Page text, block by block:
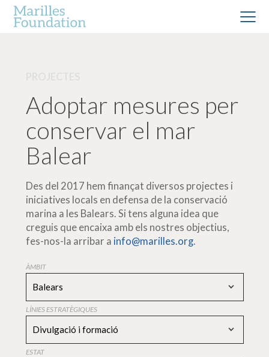
Adoptar mesures per
conservar el mar
Balear
Des del 2017 hem finançat diversos projectes i
iniciatives locals en defensa de la conservació
marina a les Balears. Si tens alguna idea que
creguis que encaixa amb els nostres objectius,
fes-nos-la arribar a info@marilles.org.
ÀMBIT
Balears
LÍNIES ESTRATÈGIQUES
Divulgació i formació
ESTAT